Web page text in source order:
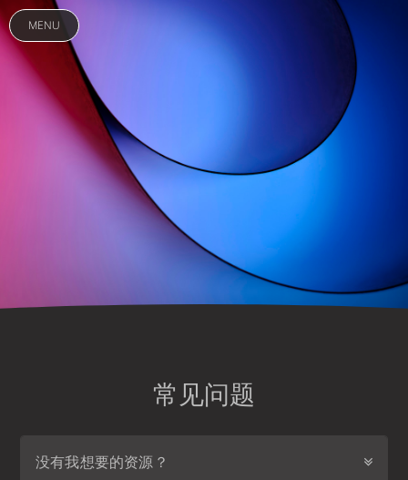
MENU
常见问题
没有我想要的资源？